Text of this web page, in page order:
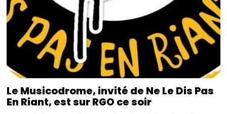
Le Musicodrome, invité de Ne Le Dis Pas
En Riant, est sur RGO ce soir